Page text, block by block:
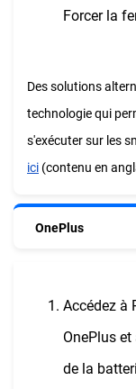
Forcer la
Des solutions
technologie qui
s'exécuter sur les
ici (contenu en
OnePlus
Accédez à
OnePlus
de la